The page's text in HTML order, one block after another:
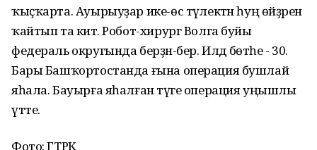
ҡыҫҡарта. Ауырыуҙар ике-өс тәүлектән һуң өйҙәренә
ҡайтып та китә. Робот-хирург Волга буйы
федераль округында берҙән-бер. Илдә бөтәһе - 30.
Бары Башҡортостанда ғына операция бушлай
яһала. Бауырға яһалған тәүге операция уңышлы
үтте.
Фото: ГТРК